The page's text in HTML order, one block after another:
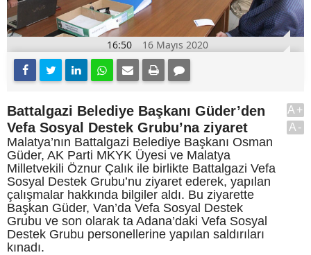
16:50 16 Mayıs 2020
Battalgazi Belediye Başkanı Güder’den
Vefa Sosyal Destek Grubu’na ziyaret
Malatya’nın Battalgazi Belediye Başkanı Osman
Güder, AK Parti MKYK Üyesi ve Malatya
Milletvekili Öznur Çalık ile birlikte Battalgazi Vefa
Sosyal Destek Grubu’nu ziyaret ederek, yapılan
çalışmalar hakkında bilgiler aldı. Bu ziyarette
Başkan Güder, Van’da Vefa Sosyal Destek
Grubu ve son olarak ta Adana’daki Vefa Sosyal
Destek Grubu personellerine yapılan saldırıları
kınadı.
A+
A-